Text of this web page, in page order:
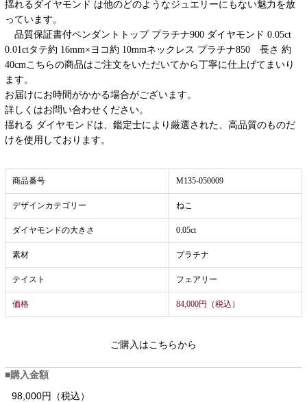
揺れるダイヤモンド は他のどのようなジュエリーにもない魅力を放
っています。
品質保証書付ペンダントトップ プラチナ900 ダイヤモンド 0.05ct
0.01ctタテ約 16mm×ヨコ約 10mmネックレス プラチナ850 長さ 約
40cmこちらの商品はご注文をいただいてから丁寧に仕上げてまいり
ます。
お届けにお時間がかかる場合がございます。
詳しくはお問い合わせください。
揺れる ダイヤモンドは、鑑定士により厳選された、高品質のものだ
けを使用しております。
商品番号 M135-050009
デザインカテゴリー ねこ
ダイヤモンドの大きさ 0.05ct
素材 プラチナ
テイスト フェアリー
価格 84,000円（税込）
ご購入はこちらから
購入金額
98,000円（税込）